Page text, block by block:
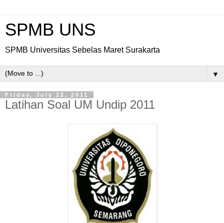
SPMB UNS
SPMB Universitas Sebelas Maret Surakarta
▼
Friday, July 22, 2011
Latihan Soal UM Undip 2011